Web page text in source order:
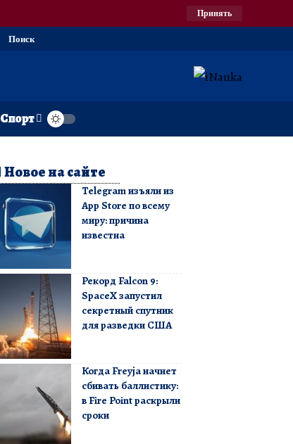
Принять
Поиск
Спорт
Новое на сайте
Telegram изъяли из
App Store по всему
миру: причина
известна
Рекорд Falcon 9:
SpaceX запустил
секретный спутник
для разведки США
Когда Freyja начнет
сбивать баллистику:
в Fire Point раскрыли
сроки